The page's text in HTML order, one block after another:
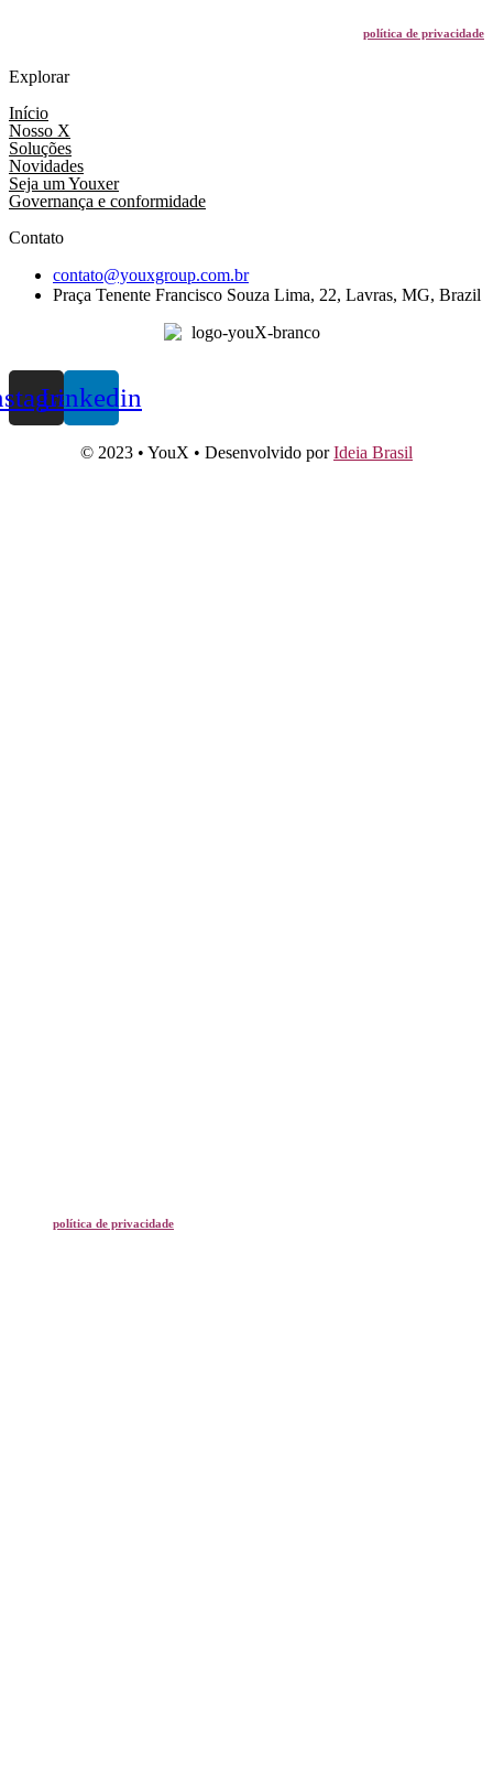
política de privacidade
Explorar
Início
Nosso X
Soluções
Novidades
Seja um Youxer
Governança e conformidade
Contato
contato@youxgroup.com.br
Praça Tenente Francisco Souza Lima, 22, Lavras, MG, Brazil
Linkedin
© 2023 • YouX • Desenvolvido porIdeia Brasil
política de privacidade